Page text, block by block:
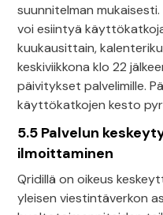
suunnitelman
voi esiintyä
kuukausittain,
keskiviikkona klo 22
päivitykset palvelimille.
käyttökatkojen kesto
5.5 Palvelun
ilmoittaminen
Qridillä on oikeus
yleisen viestintäverkon